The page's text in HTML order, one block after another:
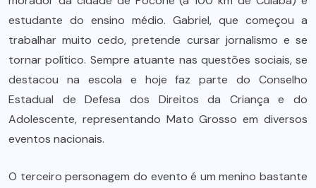
estudante do ensino médio. Gabriel, que começou a
trabalhar muito cedo, pretende cursar jornalismo e se
tornar político. Sempre atuante nas questões sociais, se
destacou na escola e hoje faz parte do Conselho
Estadual de Defesa dos Direitos da Criança e do
Adolescente, representando Mato Grosso em diversos
eventos nacionais.
O terceiro personagem do evento é um menino bastante